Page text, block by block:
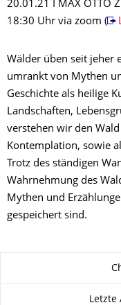
20.01.21 I MAX OTTO
18:30 Uhr via zoom (
Wälder üben seit jeher
umrankt von Mythen
Geschichte als heilige
Landschaften,
verstehen wir den
Kontemplation, sowie
Trotz des ständigen
Wahrnehmung des
Mythen und
gespeichert sind.
Letzte